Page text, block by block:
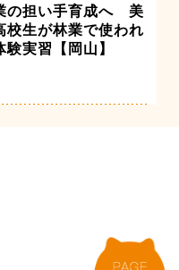
の担い手育成へ 美
校生が林業で使われ
実習【岡山】